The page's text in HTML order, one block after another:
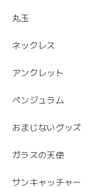
丸玉
ネックレス
アンクレット
ペンジュラム
おまじないグッズ
ガラスの天使
サンキャッチャー